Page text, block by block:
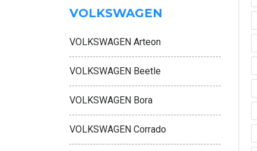
VOLKSWAGEN
VOLKSWAGEN Arteon
VOLKSWAGEN Beetle
VOLKSWAGEN Bora
VOLKSWAGEN Corrado